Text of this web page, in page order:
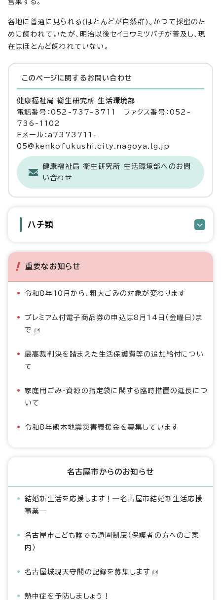
営巣する。
各地に普通に見られる(ほとんどが自然群)。かつて採蜜のた
めに飼われていたが、明治以後セイヨウミツバチが普及し、現
在はほとんど飼われていない。
このページに関する お問い合わせ
健康福祉局 衛生研究所 生活環境部
電話番号：052-737-3711 ファクス番号：052-
736-1102
Eメール：a7373711-
05@kenkofukushi.city.nagoya.lg.jp
健康福祉局 衛生研究所 生活環境部へのお問
い合わせ
ハチ類
重要なお知らせ
令和8年10月から、粗大ごみの対象が変わります
プレミアム付電子商品券の申込は8月14日（金曜日）ま
で
最高裁判決を踏まえた生活保護費等の追加給付につい
て
家庭用ごみ・資源の指定袋に関する臨時措置の延長につ
いて
令和8年熊本地震災害義援金を募集しています
名古屋市からのお知らせ
結婚新生活を応援します！―名古屋市結婚新生活応援
事業―
名古屋市こども誰でも通園制度（保護者の方へのご案
内）
名古屋城現天守閣の記録を募集します
熱中症を予防しましょう！